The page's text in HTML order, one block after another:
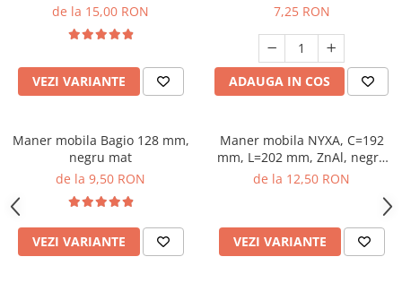
de la 15,00 RON
VEZI VARIANTE
7,25 RON
ADAUGA IN COS
Maner mobila Bagio 128 mm,
negru mat
de la 9,50 RON
VEZI VARIANTE
Maner mobila NYXA, C=192
mm, L=202 mm, ZnAl, negru
mat
de la 12,50 RON
VEZI VARIANTE